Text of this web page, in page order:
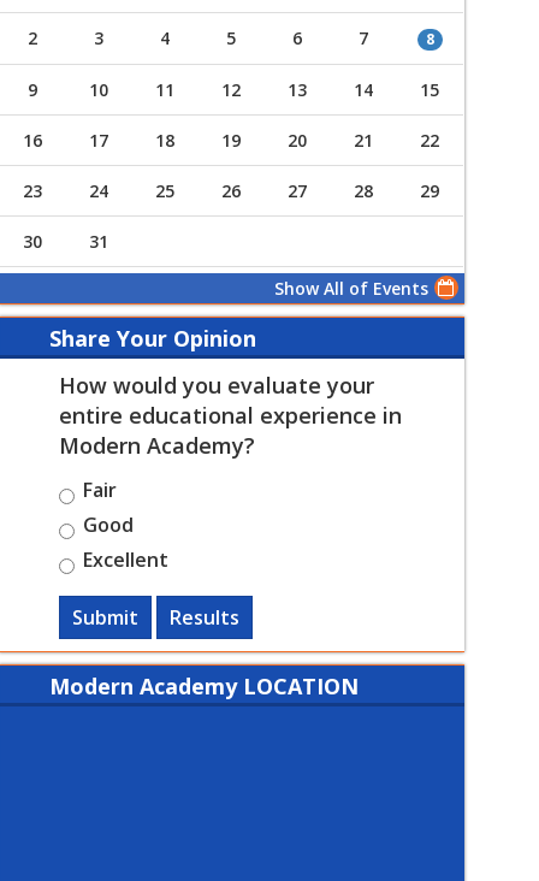
Ahmed Mohamed Abdel Aziz
Kohail
Prof.
2 3 4 5 6 7 8
9 10 11 12 13 14 15
16 17 18 19 20 21 22
23 24 25 26 27 28 29
30 31
Show All of Events
Share Your Opinion
How would you evaluate your
entire educational experience in
Modern Academy?
Fair
Good
Excellent
Submit Results
Modern Academy LOCATION